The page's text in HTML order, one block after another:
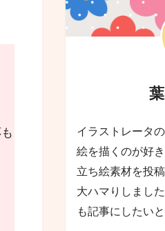
イラストレータ
絵を描くのが好
立ち絵素材を投
大ハマりしまし
も記事にしたい